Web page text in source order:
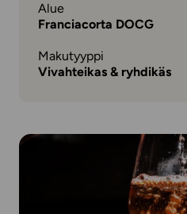
Alue
Franciacorta DOCG
Makutyyppi
Vivahteikas & ryhdikäs